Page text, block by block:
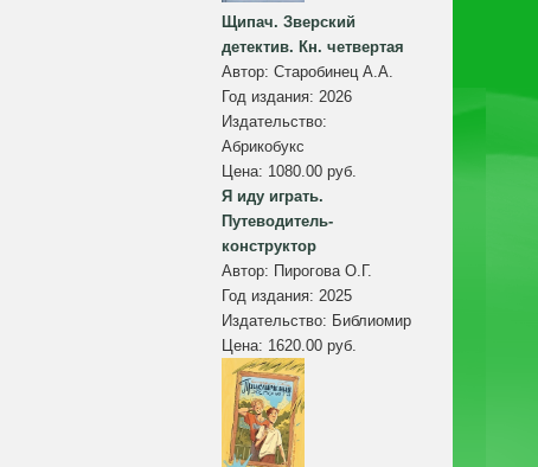
Щипач. Зверский
детектив. Кн. четвертая
Автор: Старобинец А.А.
Год издания: 2026
Издательство:
Абрикобукс
Цена: 1080.00 руб.
Я иду играть.
Путеводитель-
конструктор
Автор: Пирогова О.Г.
Год издания: 2025
Издательство: Библиомир
Цена: 1620.00 руб.